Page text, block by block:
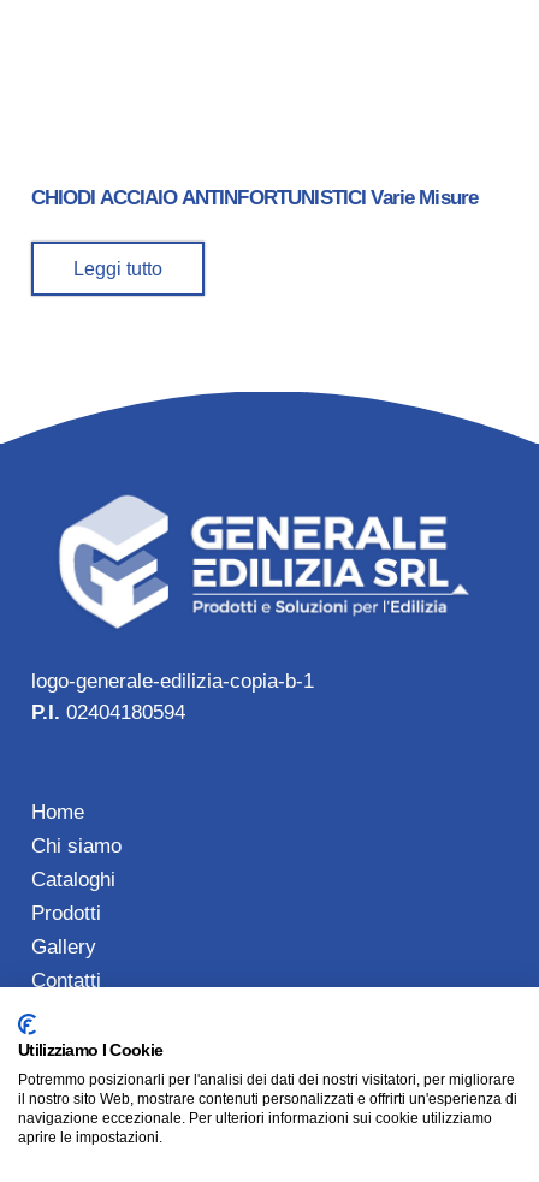
CHIODI ACCIAIO ANTINFORTUNISTICI Varie Misure
Leggi tutto
logo-generale-edilizia-copia-b-1
P.I. 02404180594
Home
Chi siamo
Cataloghi
Prodotti
Gallery
Contatti
Tel: 0773 489901
Cell: +39.392 1560773
Utilizziamo I Cookie
Potremmo posizionarli per l'analisi dei dati dei nostri visitatori, per migliorare
il nostro sito Web, mostrare contenuti personalizzati e offrirti un'esperienza di
navigazione eccezionale. Per ulteriori informazioni sui cookie utilizziamo
aprire le impostazioni.